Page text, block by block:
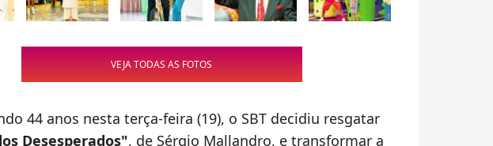
VEJA TODAS AS FOTOS
44 anos nesta terça-feira (19), o SBT decidiu resgatar
Desesperados", de Sérgio Mallandro, e transformar a